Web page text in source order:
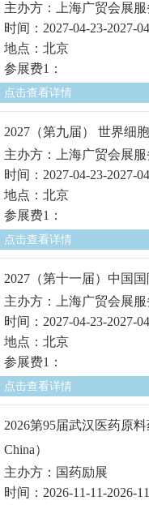
主办方：上海广贸会展服
时间：2027-04-23-2027-
地点：北京
参展费1：
点击查看详情
2027（第九届） 世界细
主办方：上海广贸会展服
时间：2027-04-23-2027-
地点：北京
参展费1：
点击查看详情
2027（第十一届）中国
主办方：上海广贸会展服
时间：2027-04-23-2027-
地点：北京
参展费1：
点击查看详情
2026第95届武汉医药原
China）
主办方：国药励展
时间：2026-11-11-2026-